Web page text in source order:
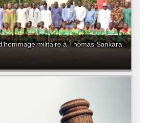
militaire à Thomas Sankara